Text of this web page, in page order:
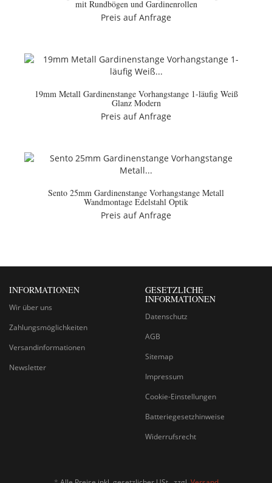
mit Rundbögen und Gardinenrollen
Preis auf Anfrage
19mm Metall Gardinenstange Vorhangstange 1-läufig Weiß
Glanz Modern
Preis auf Anfrage
Sento 25mm Gardinenstange Vorhangstange Metall
Wandmontage Edelstahl Optik
Preis auf Anfrage
INFORMATIONEN
Wir über uns
Zahlungsmöglichkeiten
Versandinformationen
Newsletter
GESETZLICHE
INFORMATIONEN
Datenschutz
AGB
Sitemap
Impressum
Cookie-Einstellungen
Batteriegesetzhinweise
Widerrufsrecht